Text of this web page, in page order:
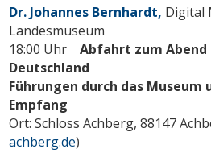
Dr. Johannes Bernhardt, Digital
Landesmuseum
18:00 UhrAbfahrt zum Abend
Deutschland
Führungen durch das Museum
Empfang
Ort: Schloss Achberg, 88147
achberg.de)